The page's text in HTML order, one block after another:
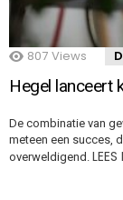
807 Views
Hegel lanceert
De combinatie van
meteen een succes,
overweldigend. LEES